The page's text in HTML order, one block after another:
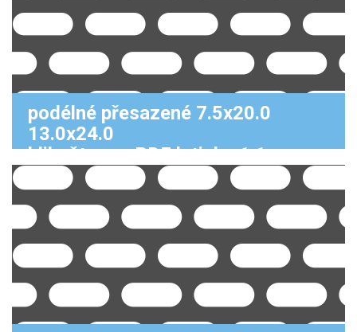
podélné přesazené 7.5x20.0
13.0x24.0
klikněte pro PDF k tisku 1:1